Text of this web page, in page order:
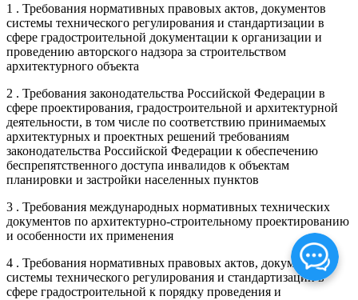
1 . Требования нормативных правовых актов, документов
системы технического регулирования и стандартизации в
сфере градостроительной документации к организации и
проведению авторского надзора за строительством
архитектурного объекта
2 . Требования законодательства Российской Федерации в
сфере проектирования, градостроительной и архитектурной
деятельности, в том числе по соответствию принимаемых
архитектурных и проектных решений требованиям
законодательства Российской Федерации к обеспечению
беспрепятственного доступа инвалидов к объектам
планировки и застройки населенных пунктов
3 . Требования международных нормативных технических
документов по архитектурно-строительному проектированию
и особенности их применения
4 . Требования нормативных правовых актов, документов
системы технического регулирования и стандартизации в
сфере градостроительной к порядку проведения и